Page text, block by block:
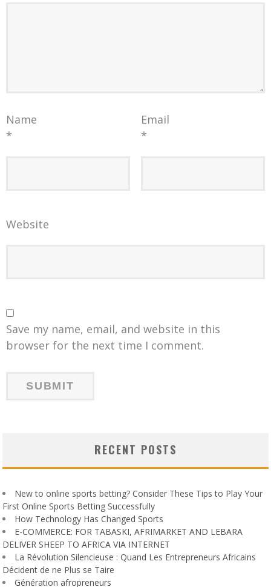
Name
*
Email
*
Website
Save my name, email, and website in this
browser for the next time I comment.
RECENT POSTS
New to online sports betting? Consider These Tips to Play Your
First Online Sports Betting Successfully
How Technology Has Changed Sports
E-COMMERCE: FOR TABASKI, AFRIMARKET AND LEBARA
DELIVER SHEEP TO AFRICA VIA INTERNET
La Révolution Silencieuse : Quand Les Entrepreneurs Africains
Décident de ne Plus se Taire
Génération afropreneurs